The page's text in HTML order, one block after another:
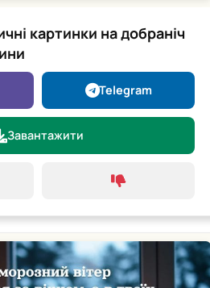
картинки на добраніч
Telegram
Завантажити